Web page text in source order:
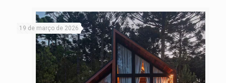
19 de março de 2026